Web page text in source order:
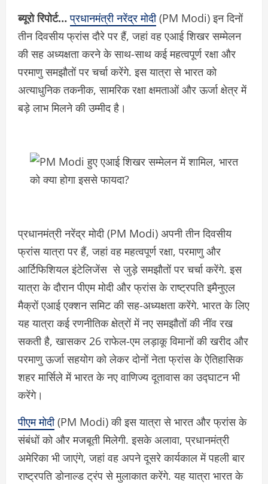
ब्यूरो रिपोर्ट… प्रधानमंत्री नरेंद्र मोदी(PM Modi) इन दिनों
तीन दिवसीय फ्रांस दौरे पर हैं, जहां वह एआई शिखर सम्मेलन
की सह अध्यक्षता करने के साथ-साथ कई महत्वपूर्ण रक्षा और
परमाणु समझौतों पर चर्चा करेंगे. इस यात्रा से भारत को
अत्याधुनिक तकनीक, सामरिक रक्षा क्षमताओं और ऊर्जा क्षेत्र में
बड़े लाभ मिलने की उम्मीद है।
प्रधानमंत्री नरेंद्र मोदी (PM Modi) अपनी तीन दिवसीय
फ्रांस यात्रा पर हैं, जहां वह महत्वपूर्ण रक्षा, परमाणु और
आर्टिफिशियल इंटेलिजेंस से जुड़े समझौतों पर चर्चा करेंगे. इस
यात्रा के दौरान पीएम मोदी और फ्रांस के राष्ट्रपति इमैनुएल
मैक्रों एआई एक्शन समिट की सह-अध्यक्षता करेंगे. भारत के लिए
यह यात्रा कई रणनीतिक क्षेत्रों में नए समझौतों की नींव रख
सकती है, खासकर 26 राफेल-एम लड़ाकू विमानों की खरीद और
परमाणु ऊर्जा सहयोग को लेकर दोनों नेता फ्रांस के ऐतिहासिक
शहर मार्सिले में भारत के नए वाणिज्य दूतावास का उद्घाटन भी
करेंगे।
पीएम मोदी(PM Modi) की इस यात्रा से भारत और फ्रांस के
संबंधों को और मजबूती मिलेगी. इसके अलावा, प्रधानमंत्री
अमेरिका भी जाएंगे, जहां वह अपने दूसरे कार्यकाल में पहली बार
राष्ट्रपति डोनाल्ड ट्रंप से मुलाकात करेंगे. यह यात्रा भारत के